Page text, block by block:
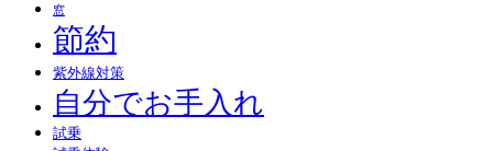
窓
節約
紫外線対策
自分でお手入れ
試乗